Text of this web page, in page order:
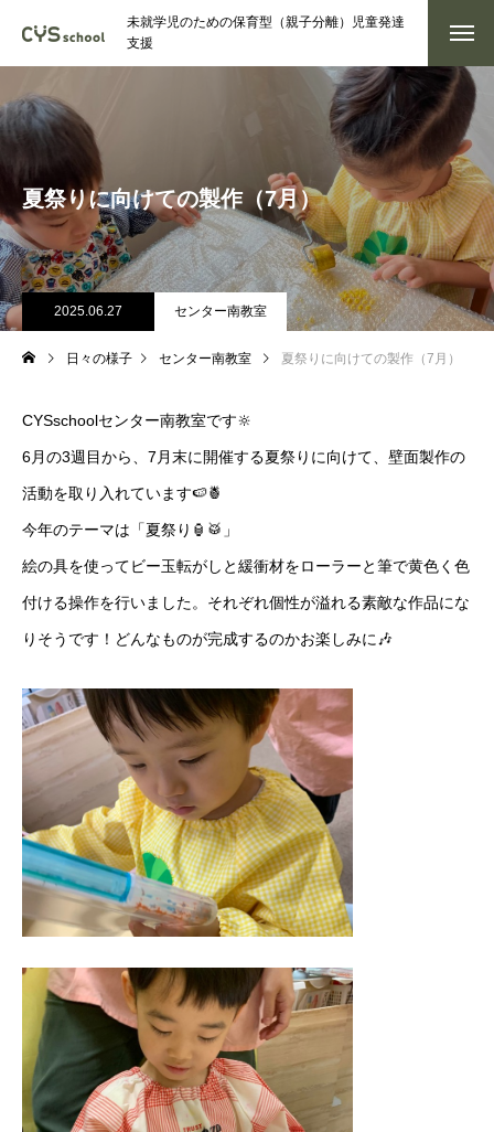
未就学児のための保育型（親子分離）児童発達
支援
夏祭りに向けての製作（7月）
2025.06.27 センター南教室
日々の様子 センター南教室 夏祭りに向けての製作（7月）
CYSschoolセンター南教室です🔆
6月の3週目から、7月末に開催する夏祭りに向けて、壁面製作の
活動を取り入れています🍉🍍
今年のテーマは「夏祭り🏮🥁」
絵の具を使ってビー玉転がしと緩衝材をローラーと筆で黄色く色
付ける操作を行いました。それぞれ個性が溢れる素敵な作品にな
りそうです！どんなものが完成するのかお楽しみに🎶